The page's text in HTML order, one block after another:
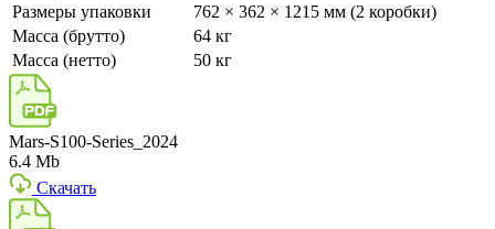
Размеры упаковки
762 × 362 × 1215 мм (2 коробки)
Масса (брутто)
64 кг
Масса (нетто)
50 кг
Mars-S100-Series_2024
6.4 Mb
Скачать